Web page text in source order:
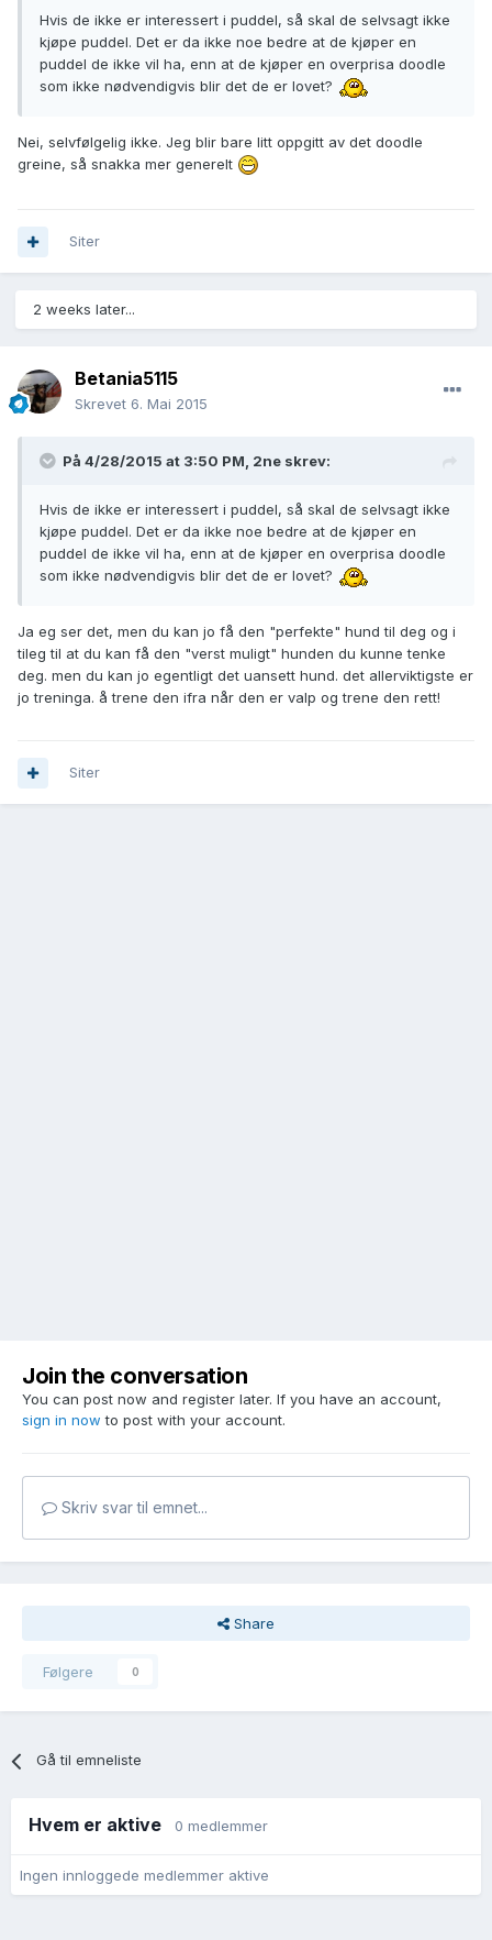
Hvis de ikke er interessert i puddel, så skal de selvsagt ikke
kjøpe puddel. Det er da ikke noe bedre at de kjøper en
puddel de ikke vil ha, enn at de kjøper en overprisa doodle
som ikke nødvendigvis blir det de er lovet?
Nei, selvfølgelig ikke. Jeg blir bare litt oppgitt av det doodle
greine, så snakka mer generelt
Siter
2 weeks later...
Betania5115
Skrevet 6. Mai 2015
På 4/28/2015 at 3:50 PM, 2ne skrev:
Hvis de ikke er interessert i puddel, så skal de selvsagt ikke
kjøpe puddel. Det er da ikke noe bedre at de kjøper en
puddel de ikke vil ha, enn at de kjøper en overprisa doodle
som ikke nødvendigvis blir det de er lovet?
Ja eg ser det, men du kan jo få den "perfekte" hund til deg og i
tileg til at du kan få den "verst muligt" hunden du kunne tenke
deg. men du kan jo egentligt det uansett hund. det allerviktigste er
jo treninga. å trene den ifra når den er valp og trene den rett!
Siter
Join the conversation
You can post now and register later. If you have an account,
sign in now to post with your account.
Skriv svar til emnet...
Share
Følgere 0
Gå til emneliste
Hvem er aktive 0 medlemmer
Ingen innloggede medlemmer aktive